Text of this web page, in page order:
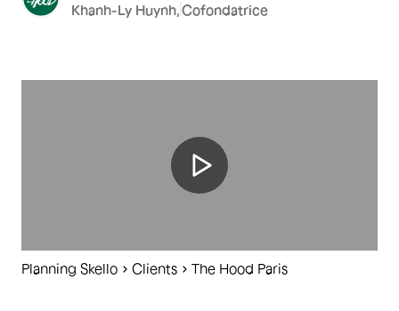
Khanh-Ly Huynh,Cofondatrice
Planning Skello Clients The Hood Paris